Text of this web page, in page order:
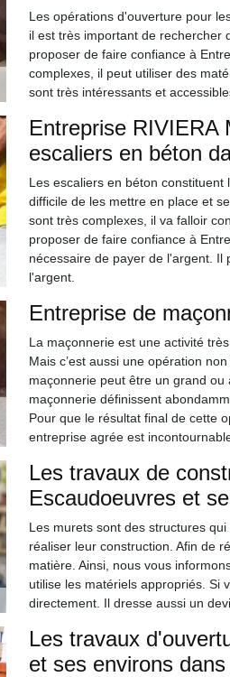
Les opérations d'ouverture pour
il est très important de rechercher
proposer de faire confiance à
complexes, il peut utiliser des
sont très intéressants et
Entreprise RIVIERA
escaliers en béton
Les escaliers en béton
difficile de les mettre en place et
sont très complexes, il va falloir
proposer de faire confiance à
nécessaire de payer de l'argent. Il
l'argent.
Entreprise de
La maçonnerie est une activité
Mais c’est aussi une opération
maçonnerie peut être un grand
maçonnerie définissent
Pour que le résultat final de cette
entreprise agrée est
Les travaux de
Escaudoeuvres et
Les murets sont des structures
réaliser leur construction. Afin de
matière. Ainsi, nous vous
utilise les matériels appropriés. Si
directement. Il dresse aussi un
Les travaux
et ses environs